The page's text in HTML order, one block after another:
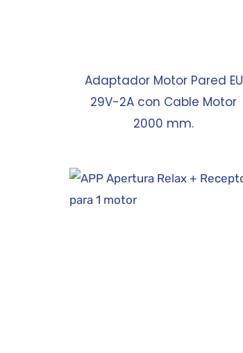
Adaptador Motor Pared EU
29V-2A con Cable Motor
2000 mm.